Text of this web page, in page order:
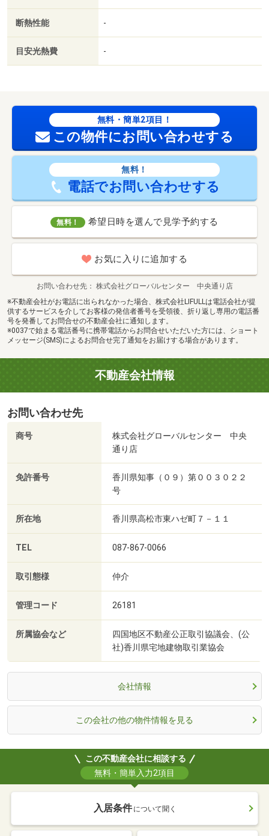
断熱性能 -
目安光熱費 -
無料・簡単2項目！
この物件にお問い合わせする
無料！
電話でお問い合わせする
無料！ 希望日時を選んで見学予約する
お気に入りに追加する
お問い合わせ先
株式会社グローバルセンター 中央通り店
※不動産会社がお電話に出られなかった場合、株式会社LIFULLは電話会社が提
供するサービスを介してお客様の発信者番号を受領後、折り返し専用の電話番
号を発番してお問合せの不動産会社に通知します。
※0037で始まる電話番号に携帯電話からお問合せいただいた方には、ショート
メッセージ(SMS)によるお問合せ完了通知をお届けする場合があります。
不動産会社情報
お問い合わせ先
商号
株式会社グローバルセンター 中央
通り店
免許番号
香川県知事（０９）第００３０２２
号
所在地 香川県高松市東ハゼ町７－１１
TEL 087-867-0066
取引態様 仲介
管理コード 26181
所属協会など
四国地区不動産公正取引協議会、(公
社)香川県宅地建物取引業協会
会社情報
この会社の他の物件情報を見る
この不動産会社に相談する
無料・簡単入力2項目
入居条件 について聞く